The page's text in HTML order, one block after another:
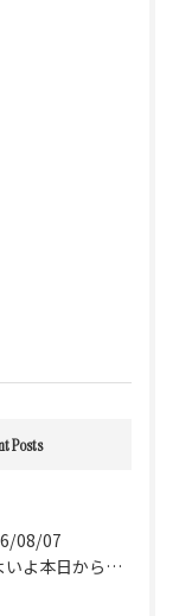
Posts
08/07
🏕️いよいよ本日からダンス合宿 “楽キャン” がスタートしま...